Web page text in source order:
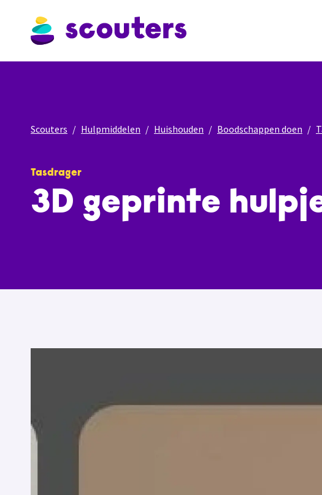
Scouters Hulpmiddelen Huishouden Boodschappen doen
Tasdrager
3D geprinte